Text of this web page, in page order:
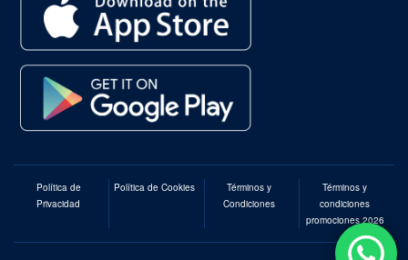
Política de
Privacidad
Política de Cookies
Términos y
Condiciones
Términos y
condiciones
promociones 2026